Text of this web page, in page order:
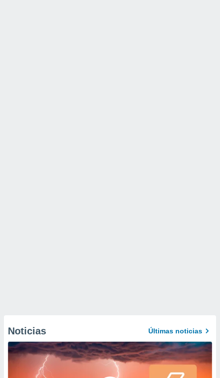
Noticias Últimas noticias